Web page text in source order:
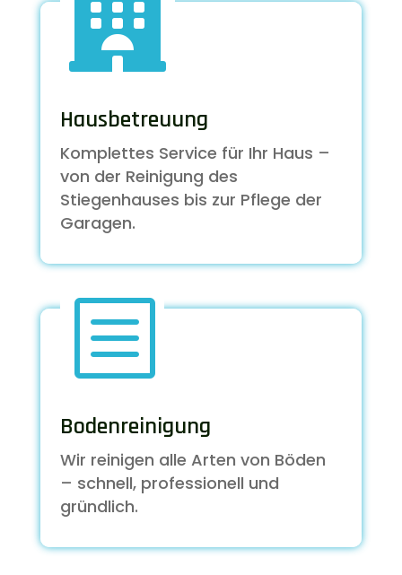

Hausbetreuung
Komplettes Service für Ihr Haus –
von der Reinigung des
Stiegenhauses bis zur Pflege der
Garagen.
b
Bodenreinigung
Wir reinigen alle Arten von Böden
– schnell, professionell und
gründlich.